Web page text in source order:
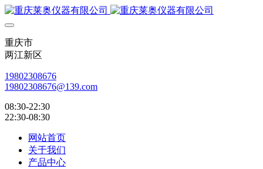
重庆市
两江新区
19802308676
19802308676@139.com
08:30-22:30
22:30-08:30
网站首页
关于我们
产品中心